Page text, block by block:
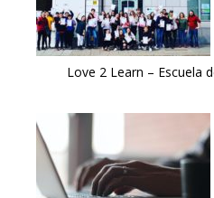
Love 2 Learn – Escuela